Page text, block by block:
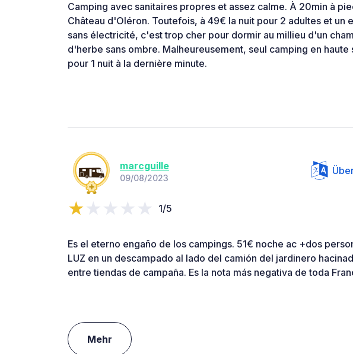
Camping avec sanitaires propres et assez calme. À 20min à
Château d'Oléron. Toutefois, à 49€ la nuit pour 2 adultes et un
sans électricité, c'est trop cher pour dormir au millieu d'un
d'herbe sans ombre. Malheureusement, seul camping en haute
pour 1 nuit à la dernière minute.
marcguille
09/08/2023
1/5
Es el eterno engaño de los campings. 51€ noche ac +dos
LUZ en un descampado al lado del camión del jardinero
entre tiendas de campaña. Es la nota más negativa de toda
Mehr